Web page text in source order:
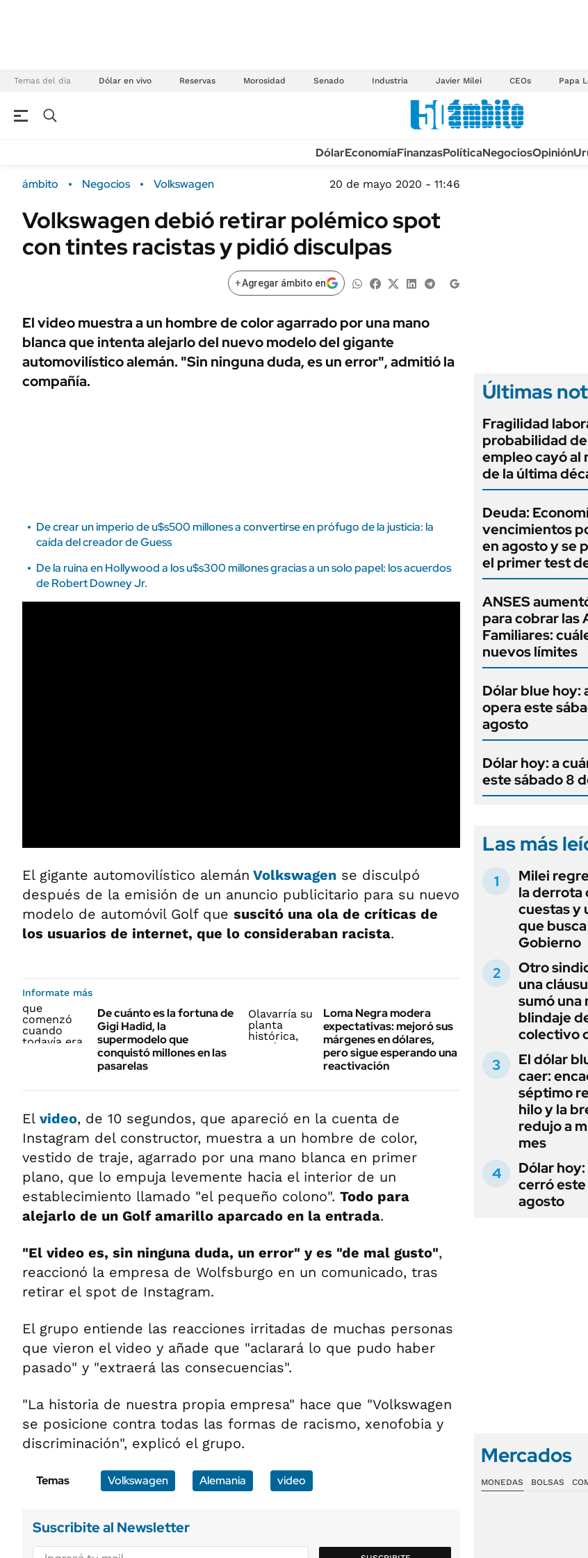
Temas del día Dólar en vivo Reservas Morosidad Senado Industria Javier Milei CEOs Papa
Campo
FINANZAS
ÁMBITO DEBATE
MEDIAKIT AMBITO DEBATE
Real Estate
Sustentabilidad
ENERGY REPORT
POLÍTICA
URUGUAY
TECNOLOGÍA
MÉXICO
MUNDO
INFORMACIÓN GENERAL
LIFESTYLE
AUTOS
DólarEconomíaFinanzasPolíticaNegociosOpinión
ámbito Negocios Volkswagen 20 de mayo 2020 - 11:46
Volkswagen debió retirar polémico spot
con tintes racistas y pidió disculpas
+Agregar ámbito en
El video muestra a un hombre de color agarrado por una mano
blanca que intenta alejarlo del nuevo modelo del gigante
automovilístico alemán. "Sin ninguna duda, es un error", admitió la
compañía.
De crear un imperio de u$s500 millones a convertirse en prófugo de la justicia: la
caída del creador de Guess
De la ruina en Hollywood a los u$s300 millones gracias a un solo papel: los acuerdos
de Robert Downey Jr.
El gigante automovilístico alemán Volkswagen se disculpó
después de la emisión de un anuncio publicitario para su nuevo
modelo de automóvil Golf que suscitó una ola de críticas de
los usuarios de internet, que lo consideraban racista.
Informate más
De cuánto es la fortuna de
Gigi Hadid, la
supermodelo que
conquistó millones en las
pasarelas
Loma Negra modera
expectativas: mejoró sus
márgenes en dólares,
pero sigue esperando una
reactivación
El video, de 10 segundos, que apareció en la cuenta de
Instagram del constructor, muestra a un hombre de color,
vestido de traje, agarrado por una mano blanca en primer
plano, que lo empuja levemente hacia el interior de un
establecimiento llamado "el pequeño colono". Todo para
alejarlo de un Golf amarillo aparcado en la entrada.
"El video es, sin ninguna duda, un error" y es "de mal gusto",
reaccionó la empresa de Wolfsburgo en un comunicado, tras
retirar el spot de Instagram.
El grupo entiende las reacciones irritadas de muchas personas
que vieron el video y añade que "aclarará lo que pudo haber
pasado" y "extraerá las consecuencias".
"La historia de nuestra propia empresa" hace que "Volkswagen
se posicione contra todas las formas de racismo, xenofobia y
discriminación", explicó el grupo.
Temas Volkswagen Alemania video
Suscribite al Newsletter
Últimas
Fragilidad
probabilidad
empleo cayó al
de la última
Deuda:
vencimientos
en agosto y se
el primer test
ANSES
para cobrar las
Familiares:
nuevos límites
Dólar blue hoy:
opera este
agosto
Dólar hoy: a
este sábado 8
Las más
Milei
la derrota
cuestas y
que
Gobierno
Otro
una
sumó una
blindaje
colectivo
El dólar
caer:
séptimo
hilo y la
redujo a
mes
Dólar
cerró
agosto
Mercados
MONEDAS BOLSAS